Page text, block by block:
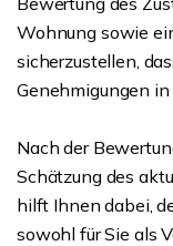
Wohnung sowie
sicherzustellen,
Genehmigungen in
Nach der
Schätzung des
hilft Ihnen dabei,
sowohl für Sie als